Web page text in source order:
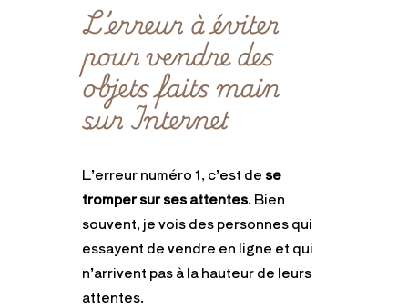
L’erreur à éviter
pour vendre des
objets faits main
sur Internet
L’erreur numéro 1, c’est dese
tromper sur ses attentes. Bien
souvent, je vois des personnes qui
essayent de vendre en ligne et qui
n’arrivent pas à la hauteur de leurs
attentes.